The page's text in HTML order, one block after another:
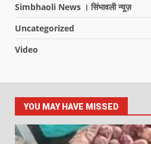
Simbhaoli News । सिंभावली न्यूज़
Uncategorized
Video
YOU MAY HAVE MISSED